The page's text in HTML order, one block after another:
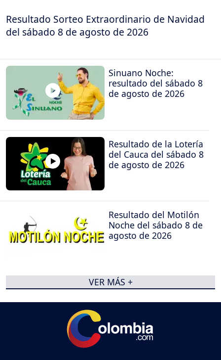
Resultado Sorteo Extraordinario de Navidad
del sábado 8 de agosto de 2026
Sinuano Noche:
resultado del sábado 8
de agosto de 2026
Resultado de la Lotería
del Cauca del sábado 8
de agosto de 2026
Resultado del Motilón
Noche del sábado 8 de
agosto de 2026
VER MÁS +